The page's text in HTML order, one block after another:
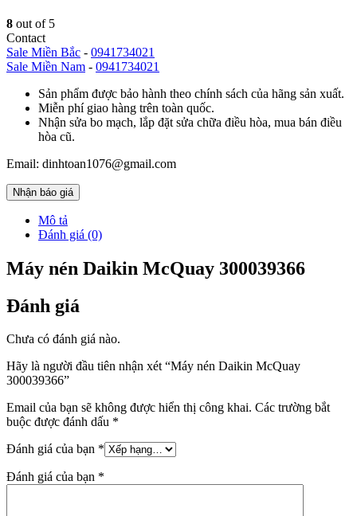
8 out of 5
Contact
Sale Miền Bắc - 0941734021
Sale Miền Nam - 0941734021
Sản phẩm được bảo hành theo chính sách của hãng sản xuất.
Miễn phí giao hàng trên toàn quốc.
Nhận sửa bo mạch, lắp đặt sửa chữa điều hòa, mua bán điều
hòa cũ.
Email: dinhtoan1076@gmail.com
Nhận báo giá
Mô tả
Đánh giá (0)
Máy nén Daikin McQuay 300039366
Đánh giá
Chưa có đánh giá nào.
Hãy là người đầu tiên nhận xét “Máy nén Daikin McQuay
300039366”
Email của bạn sẽ không được hiển thị công khai. Các trường bắt
buộc được đánh dấu *
Đánh giá của bạn *
Đánh giá của bạn *